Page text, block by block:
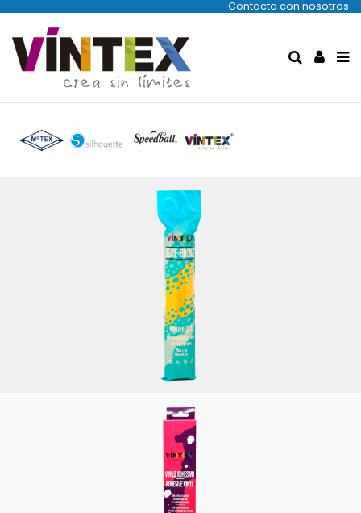
Contacta con nosotros